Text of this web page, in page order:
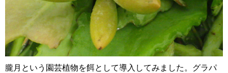
朧月という園芸植物を餌として導入してみました。グラパ